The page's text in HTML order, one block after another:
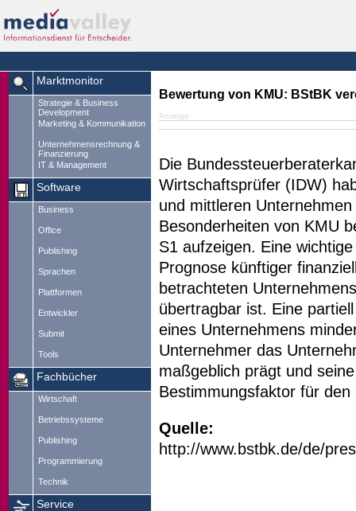
Marktmonitor
Strategie & Business
Development
Marketing & Kommunikation
Unternehmensrechnung &
Finanzierung
IT & Management
Software
Business
Office
Publishing
Sprachen
Plattformen
Entwickler
Submit
Tools
Fachbücher
Wirtschaft
Betriebssysteme
Publishing
Programmierung
Technik
Service
Bewertung von KMU: BStBK
Anzeige
Die
Wirtschaftsprüfer (IDW)
und mittleren
Besonderheiten von KMU
S1 aufzeigen. Eine
Prognose künftiger
betrachteten
übertragbar ist. Eine
eines Unternehmens
Unternehmer das
maßgeblich prägt und
Bestimmungsfaktor für
Quelle:
http://www.bstbk.de/de/